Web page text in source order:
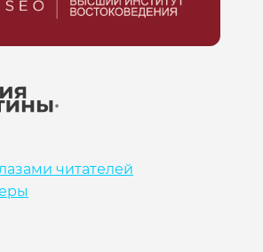
читателей